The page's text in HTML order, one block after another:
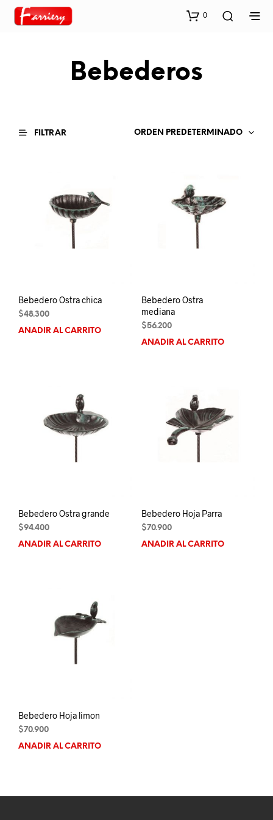
0
Bebederos
FILTRAR ORDEN PREDETERMINADO
Bebedero Ostra chica
$48.300
AÑADIR AL CARRITO
Bebedero Ostra
mediana
$56.200
AÑADIR AL CARRITO
Bebedero Ostra grande
$94.400
AÑADIR AL CARRITO
Bebedero Hoja Parra
$70.900
AÑADIR AL CARRITO
Bebedero Hoja limon
$70.900
AÑADIR AL CARRITO